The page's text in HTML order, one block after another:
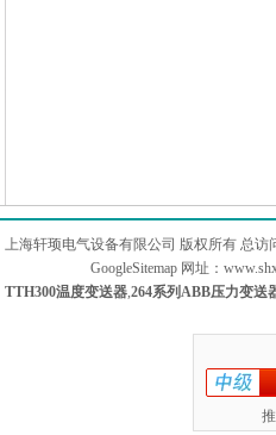
上海轩顼电气设备有限公司 版权所有 总访
GoogleSitemap网址：
TTH300温度变送器,264系列ABB压力变送